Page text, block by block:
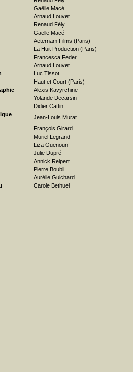
Gaëlle Macé
Arnaud Louvet
Renaud Fély
Gaëlle Macé
Aeternam Films (Paris)
La Huit Production (Paris)
Francesca Feder
Arnaud Louvet
Luc Tissot
Haut et Court (Paris)
Alexis Kavyrchine
Yolande Decarsin
Didier Cattin
Jean-Louis Murat
François Girard
Muriel Legrand
Liza Guenoun
Julie Dupré
Annick Reipert
Pierre Boubli
Aurélie Guichard
Carole Bethuel